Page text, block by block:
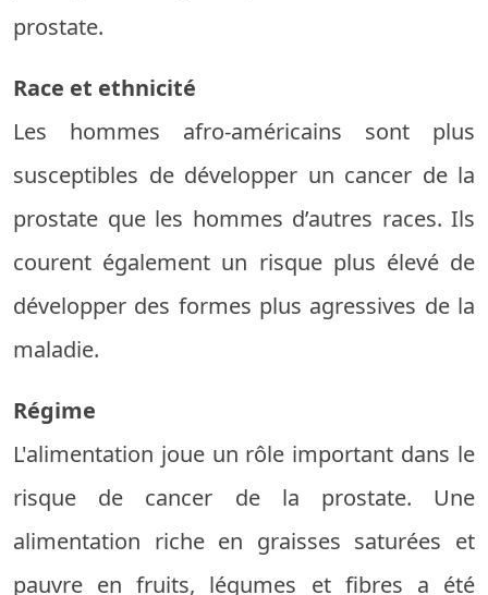
prostate.
Race et ethnicité
Les hommes afro-américains sont plus
susceptibles de développer un cancer de la
prostate que les hommes d’autres races. Ils
courent également un risque plus élevé de
développer des formes plus agressives de la
maladie.
Régime
L'alimentation joue un rôle important dans le
risque de cancer de la prostate. Une
alimentation riche en graisses saturées et
pauvre en fruits, légumes et fibres a été